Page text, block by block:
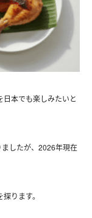
日本でも楽しみたいと
したが、2026年現在
ります。